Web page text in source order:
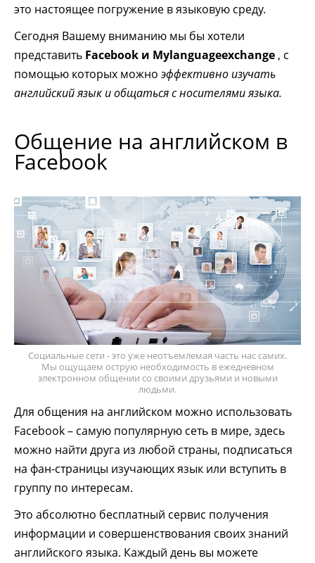
это настоящее погружение в языковую среду.
Сегодня Вашему вниманию мы бы хотели
представить Facebook и Mylanguageexchange , с
помощью которых можно эффективно изучать
английский язык и общаться с носителями языка.
Общение на английском в
Facebook
Социальные сети - это уже неотъемлемая часть нас самих.
Мы ощущаем острую необходимость в ежедневном
электронном общении со своими друзьями и новыми
людьми.
Для общения на английском можно использовать
Facebook – самую популярную сеть в мире, здесь
можно найти друга из любой страны, подписаться
на фан-страницы изучающих язык или вступить в
группу по интересам.
Это абсолютно бесплатный сервис получения
информации и совершенствования своих знаний
английского языка. Каждый день вы можете